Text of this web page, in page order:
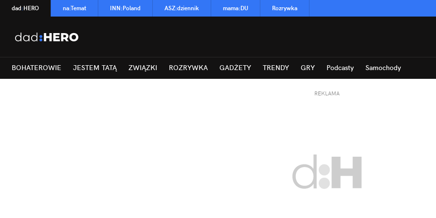
dad:HERO na:Temat INN:Poland ASZ:dziennik mama:DU Rozrywka
BOHATEROWIE JESTEM TATĄ ZWIĄZKI ROZRYWKA GADŻETY TRENDY GRY Podcasty Samochody
REKLAMA